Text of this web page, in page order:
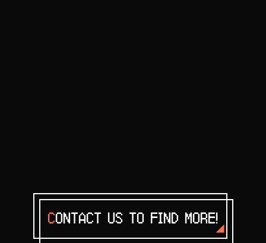
C ONTACT US TO FIND MORE!